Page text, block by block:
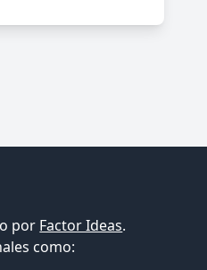
por Factor Ideas.
como: